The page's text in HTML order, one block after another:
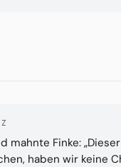
mahnte Finke:
haben wir keine